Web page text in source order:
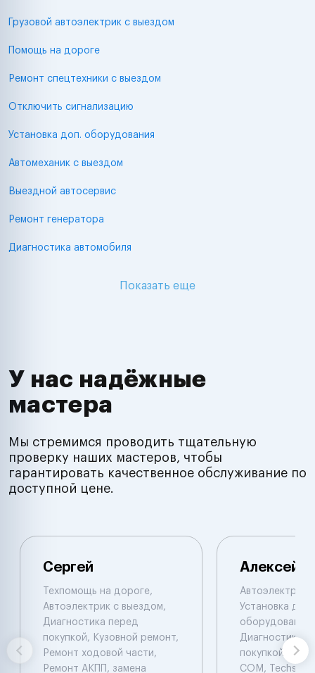
Грузовой автоэлектрик с выездом
Помощь на дороге
Ремонт спецтехники с выездом
Отключить сигнализацию
Установка доп. оборудования
Автомеханик с выездом
Выездной автосервис
Ремонт генератора
Диагностика автомобиля
Показать еще
У нас надёжные
мастера
Мы стремимся проводить тщательную
проверку наших мастеров, чтобы
гарантировать качественное обслуживание по
доступной цене.
Сергей
Техпомощь на дороге,
Автоэлектрик с выездом,
Диагностика перед
покупкой, Кузовной ремонт,
Ремонт ходовой части,
Ремонт АКПП, замена
Алексей
Автоэлектрик
Установка доп.
оборудования,
Диагностика
покупкой.
COM,